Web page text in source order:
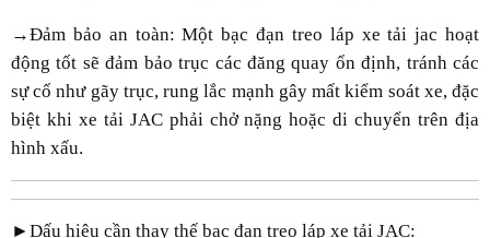
→Đảm bảo an toàn: Một bạc đạn treo láp xe tải jac hoạt
động tốt sẽ đảm bảo trục các đăng quay ổn định, tránh các
sự cố như gãy trục, rung lắc mạnh gây mất kiểm soát xe, đặc
biệt khi xe tải JAC phải chở nặng hoặc di chuyển trên địa
hình xấu.
►Dấu hiệu cần thay thế bạc đạn treo láp xe tải JAC: